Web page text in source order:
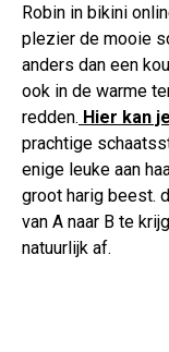
Robin in bikini
plezier de mooie
anders dan een
ook in de warme
redden. Hier kan
prachtige
enige leuke aan
groot harig beest.
van A naar B te
natuurlijk af.